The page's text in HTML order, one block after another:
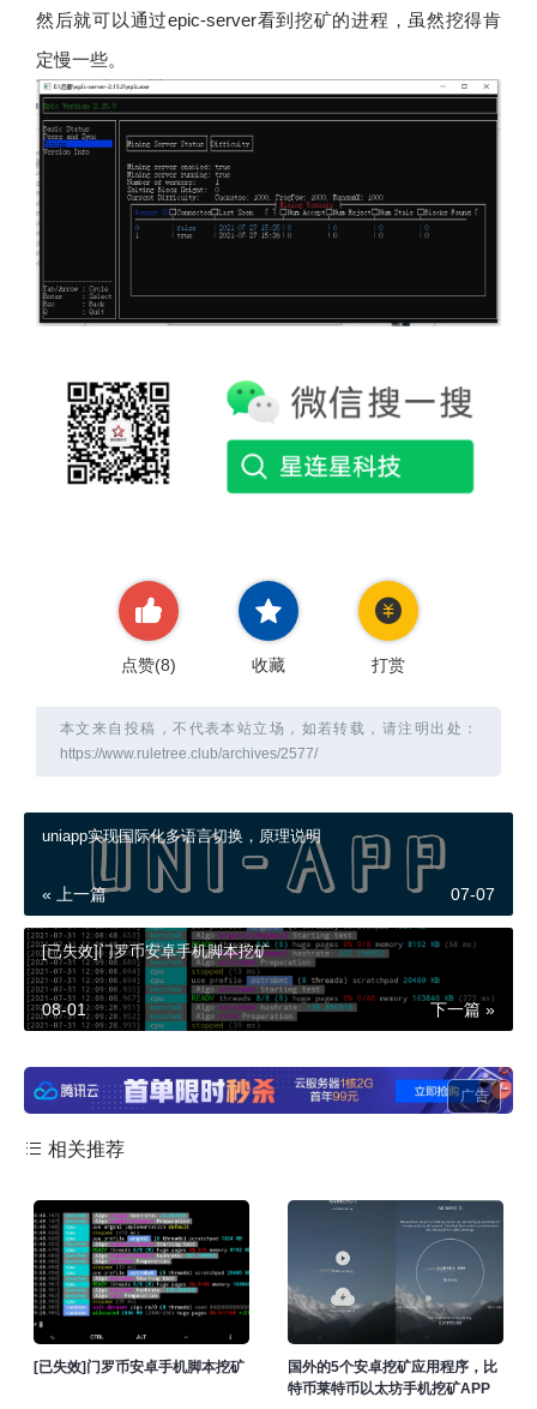
然后就可以通过epic-server看到挖矿的进程，虽然挖得肯
定慢一些。
点赞(8) 收藏 打赏
本文来自投稿，不代表本站立场，如若转载，请注明出处：
https://www.ruletree.club/archives/2577/
uniapp实现国际化多语言切换，原理说明
« 上一篇 07-07
[已失效]门罗币安卓手机脚本挖矿
下一篇 »
08-01
广告
相关推荐
[已失效]门罗币安卓手机脚本挖矿
国外的5个安卓挖矿应用程序，比
特币莱特币以太坊手机挖矿APP